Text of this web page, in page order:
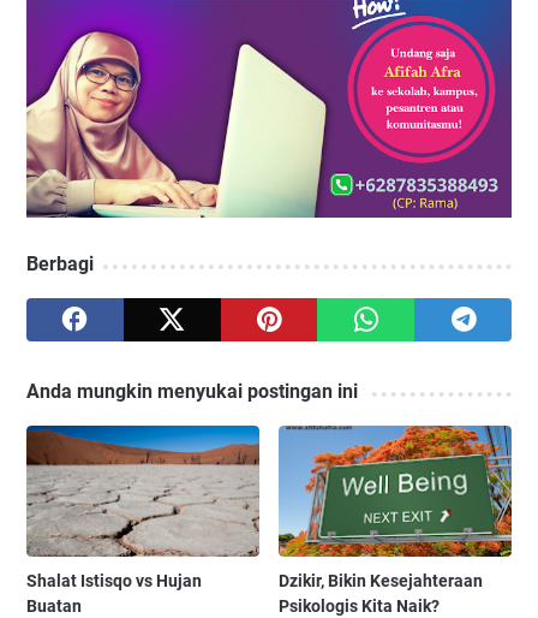
Berbagi
Anda mungkin menyukai postingan ini
Shalat Istisqo vs Hujan
Buatan
Dzikir, Bikin Kesejahteraan
Psikologis Kita Naik?